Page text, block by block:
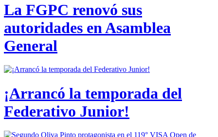
La FGPC renovó sus
autoridades en Asamblea
General
¡Arrancó la temporada del
Federativo Junior!